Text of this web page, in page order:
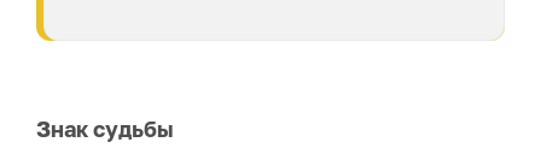
Знак судьбы